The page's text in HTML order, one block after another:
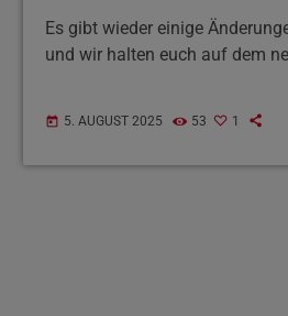
Es gibt wieder einige
und wir halten euch auf dem
today 5. AUGUST 2025 53 1